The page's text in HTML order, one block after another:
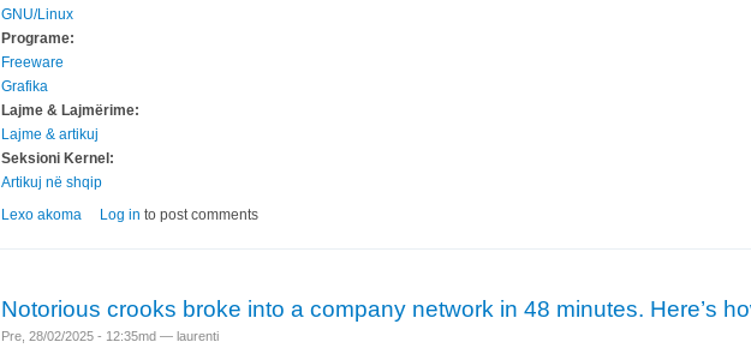
GNU/Linux
Programe:
Freeware
Grafika
Lajme & Lajmërime:
Lajme & artikuj
Seksioni Kernel:
Artikuj në shqip
Lexo akoma nga OpenMandriva i3wm
Log in to post comments
Notorious crooks broke into a company network in 48 minutes. Here’s
Pre, 28/02/2025 - 12:35md — laurenti